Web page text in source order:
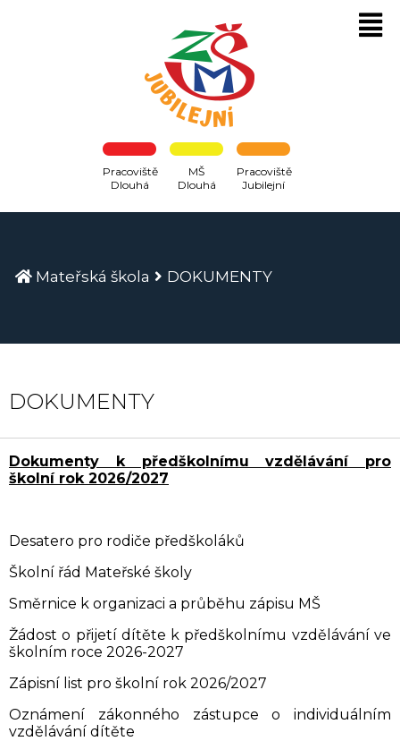
Pracoviště
Dlouhá
MŠ
Dlouhá
Pracoviště
Jubilejní
Mateřská škola DOKUMENTY
DOKUMENTY
Dokumenty k předškolnímu vzdělávání pro
školní rok 2026/2027
Desatero pro rodiče předškoláků
Školní řád Mateřské školy
Směrnice k organizaci a průběhu zápisu MŠ
Žádost o přijetí dítěte k předškolnímu vzdělávání ve
školním roce 2026-2027
Zápisní list pro školní rok 2026/2027
Oznámení zákonného zástupce o individuálním
vzdělávání dítěte